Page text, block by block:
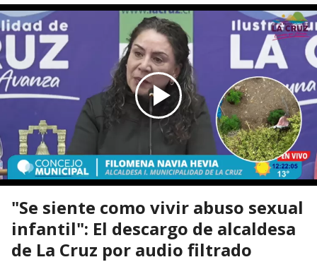
"Se siente como vivir abuso sexual
infantil": El descargo de alcaldesa
de La Cruz por audio filtrado